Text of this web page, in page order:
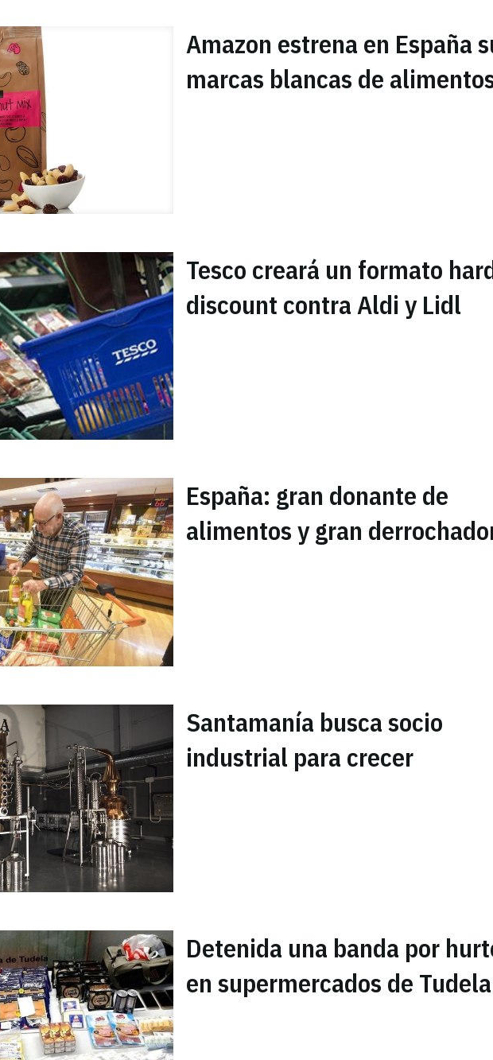
Amazon estrena en España
marcas blancas de
Tesco creará un formato
discount contra Aldi y Lidl
España: gran donante de
alimentos y gran
Santamanía busca socio
industrial para crecer
Detenida una banda por
en supermercados de Tudela